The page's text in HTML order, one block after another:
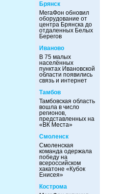
Брянск
МегаФон обновил
оборудование от
центра Брянска до
отдаленных Белых
Берегов
Иваново
В 75 малых
населённых
пунктах Ивановской
области появились
связь и интернет
Тамбов
Тамбовская область
вошла в число
регионов,
представленных на
«ВК Места»
Смоленск
Смоленская
команда одержала
победу на
всероссийском
хакатоне «Кубок
Енисея»
Кострома